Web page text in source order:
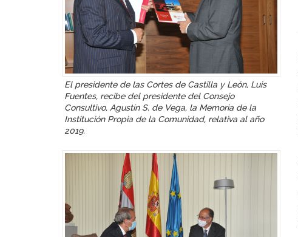
El presidente de las Cortes de Castilla y León, Luis
Fuentes, recibe del presidente del Consejo
Consultivo, Agustín S. de Vega, la Memoria de la
Institución Propia de la Comunidad, relativa al año
2019.